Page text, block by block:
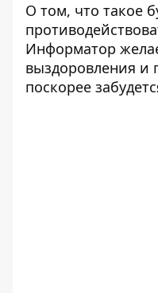
О том, что такое
Информатор
выздоровления и
поскорее